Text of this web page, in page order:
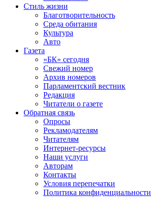
Стиль жизни
Благотворительность
Среда обитания
Культура
Авто
Газета
«БК» сегодня
Свежий номер
Архив номеров
Парламентский вестник
Редакция
Читатели о газете
Обратная связь
Опросы
Рекламодателям
Читателям
Интернет-ресурсы
Наши услуги
Авторам
Контакты
Условия перепечатки
Политика конфиденциальности